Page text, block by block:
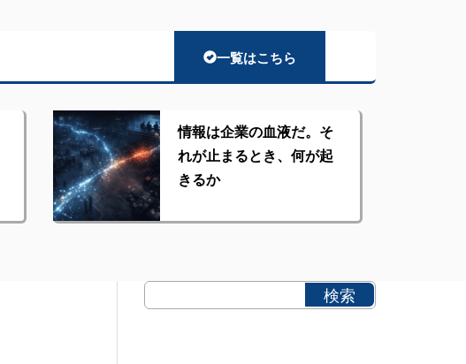
一覧はこちら
情報は企業の血液だ。そ
れが止まるとき、何が起
きるか